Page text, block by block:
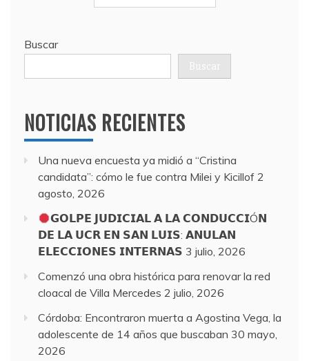
Buscar
Buscar
NOTICIAS RECIENTES
Una nueva encuesta ya midió a “Cristina
candidata”: cómo le fue contra Milei y Kicillof 2
agosto, 2026
𝗚𝗢𝗟𝗣𝗘 𝗝𝗨𝗗𝗜𝗖𝗜𝗔𝗟 𝗔 𝗟𝗔 𝗖𝗢𝗡𝗗𝗨𝗖𝗖𝗜Ó𝗡
𝗗𝗘 𝗟𝗔 𝗨𝗖𝗥 𝗘𝗡 𝗦𝗔𝗡 𝗟𝗨𝗜𝗦: 𝗔𝗡𝗨𝗟𝗔𝗡
𝗘𝗟𝗘𝗖𝗖𝗜𝗢𝗡𝗘𝗦 𝗜𝗡𝗧𝗘𝗥𝗡𝗔𝗦 3 julio, 2026
Comenzó una obra histórica para renovar la red
cloacal de Villa Mercedes 2 julio, 2026
Córdoba: Encontraron muerta a Agostina Vega, la
adolescente de 14 años que buscaban 30 mayo,
2026